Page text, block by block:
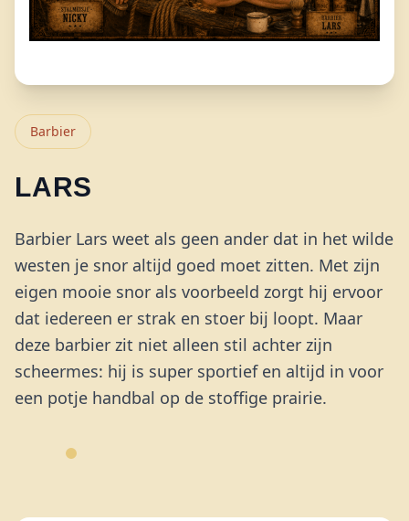
Barbier
LARS
Barbier Lars weet als geen ander dat in het wilde
westen je snor altijd goed moet zitten. Met zijn
eigen mooie snor als voorbeeld zorgt hij ervoor
dat iedereen er strak en stoer bij loopt. Maar
deze barbier zit niet alleen stil achter zijn
scheermes: hij is super sportief en altijd in voor
een potje handbal op de stoffige prairie.